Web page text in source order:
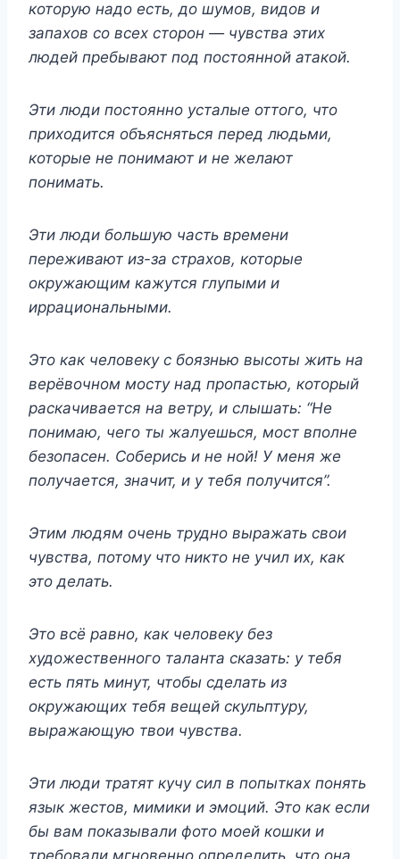
которую надо есть, до шумов, видов и
запахов со всех сторон — чувства этих
людей пребывают под постоянной атакой.
Эти люди постоянно усталые оттого, что
приходится объясняться перед людьми,
которые не понимают и не желают
понимать.
Эти люди большую часть времени
переживают из-за страхов, которые
окружающим кажутся глупыми и
иррациональными.
Это как человеку с боязнью высоты жить на
верёвочном мосту над пропастью, который
раскачивается на ветру, и слышать: “Не
понимаю, чего ты жалуешься, мост вполне
безопасен. Соберись и не ной! У меня же
получается, значит, и у тебя получится”.
Этим людям очень трудно выражать свои
чувства, потому что никто не учил их, как
это делать.
Это всё равно, как человеку без
художественного таланта сказать: у тебя
есть пять минут, чтобы сделать из
окружающих тебя вещей скульптуру,
выражающую твои чувства.
Эти люди тратят кучу сил в попытках понять
язык жестов, мимики и эмоций. Это как если
бы вам показывали фото моей кошки и